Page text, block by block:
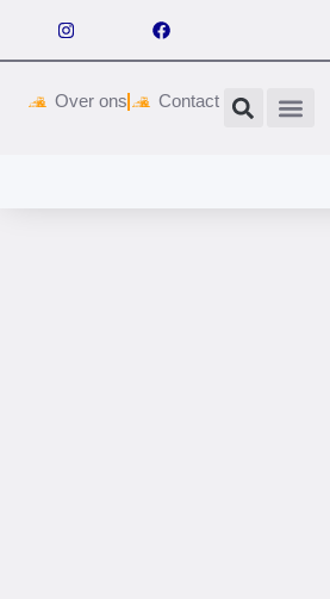
Over ons Contact